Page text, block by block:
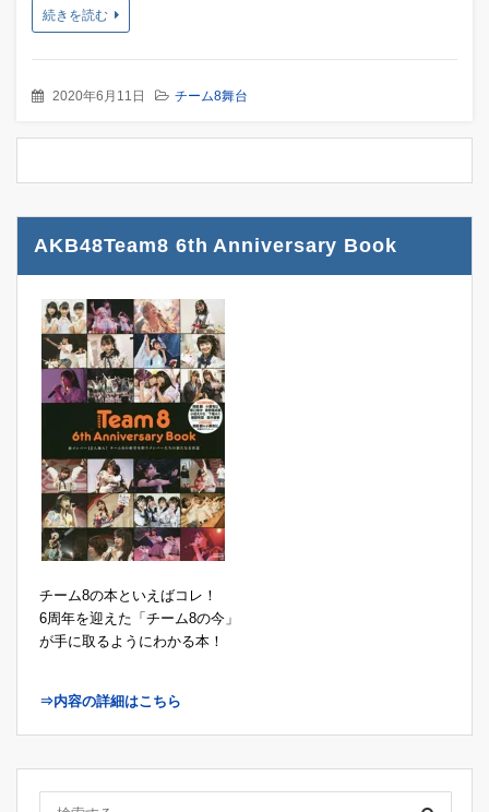
続きを読む
2020年6月11日 チーム8舞台
AKB48Team8 6th Anniversary Book
チーム8の本といえばコレ！
6周年を迎えた「チーム8の今」
が手に取るようにわかる本！
⇒内容の詳細はこちら